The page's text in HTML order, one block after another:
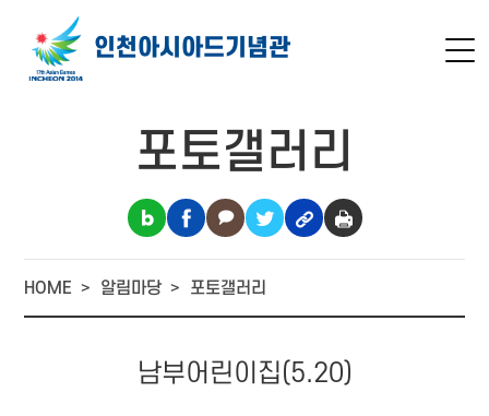
인천아시아드기념관
포토갤러리
HOME 알림마당 포토갤러리
남부어린이집(5.20)